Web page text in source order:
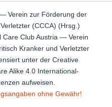
Verein zur Förderung der
(CCCA) (Hrsg.)
Club Austria — Verein
Kranker und Verletzter
unter der Creative
Alike 4.0 International-
aufweisen.
ohne Gewähr!